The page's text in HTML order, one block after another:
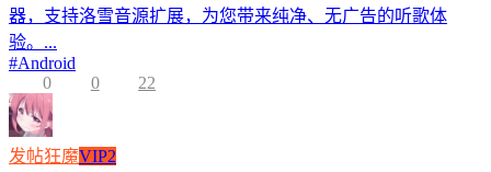
器，支持洛雪音源扩展，为您带来纯净、无广告的听歌体
验。...
#Android
0
0 22
发帖狂魔VIP2